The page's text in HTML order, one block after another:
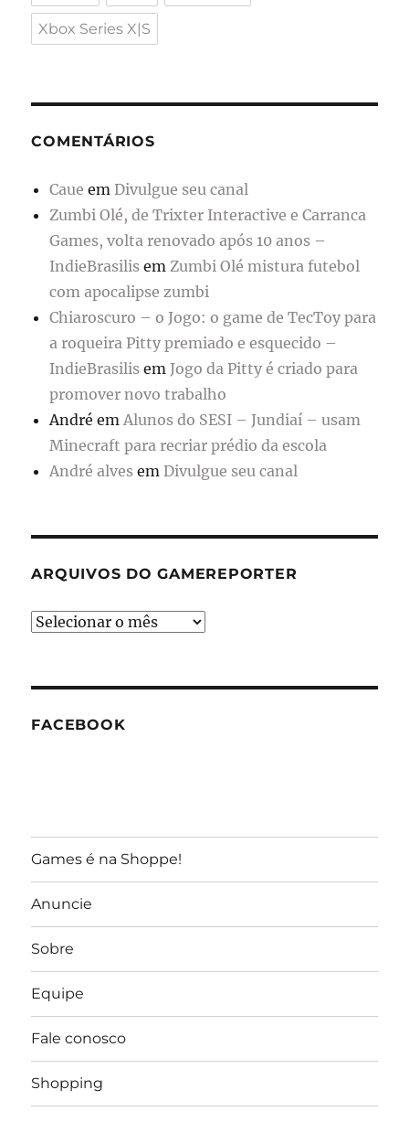
Xbox Series X|S
COMENTÁRIOS
Caue em Divulgue seu canal
Zumbi Olé, de Trixter Interactive e Carranca
Games, volta renovado após 10 anos –
IndieBrasilis em Zumbi Olé mistura futebol
com apocalipse zumbi
Chiaroscuro – o Jogo: o game de TecToy para
a roqueira Pitty premiado e esquecido –
IndieBrasilis em Jogo da Pitty é criado para
promover novo trabalho
André em Alunos do SESI – Jundiaí – usam
Minecraft para recriar prédio da escola
André alves em Divulgue seu canal
ARQUIVOS DO GAMEREPORTER
Arquivos
FACEBOOK
Games é na Shoppe!
Anuncie
Sobre
Equipe
Fale conosco
Shopping